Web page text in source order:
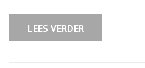
LEES VERDER